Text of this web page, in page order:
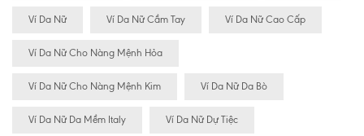
Ví Da Nữ Ví Da Nữ Cầm Tay Ví Da Nữ Cao Cấp
Ví Da Nữ Cho Nàng Mệnh Hỏa
Ví Da Nữ Cho Nàng Mệnh Kim Ví Da Nữ Da Bò
Ví Da Nữ Da Mềm Italy Ví Da Nữ Dự Tiệc